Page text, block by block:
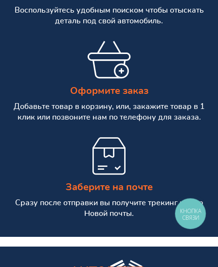
Воспользуйтесь удобным поиском чтобы отыскать
деталь под свой автомобиль.
Оформите заказ
Добавьте товар в корзину, или, закажите товар в 1
клик или позвоните нам по телефону для заказа.
Заберите на почте
Сразу после отправки вы получите трекинг номер
Новой почты.
КНОПКА
СВЯЗИ